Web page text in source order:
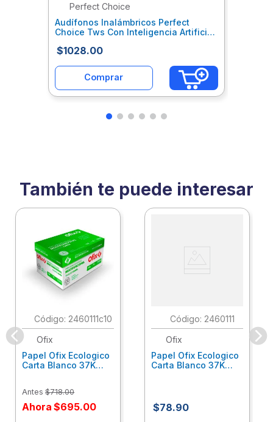
Perfect Choice
Audífonos Inalámbricos Perfect
Choice Tws Con Inteligencia Artificial
Mccaudab241
$1028.00
Comprar
También te puede interesar
: 2460111c10
Ofix
Papel Ofix Ecologico
Carta Blanco 37K
Antes $718.00
Ahora $695.00
: 2460111
Ofix
Papel Ofix Ecologico
Carta Blanco 37K
$78.90